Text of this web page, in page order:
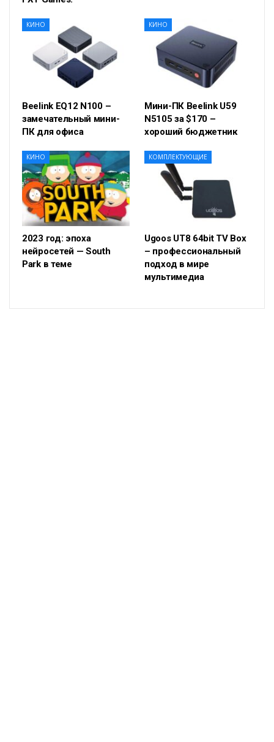
КИНО
Beelink EQ12 N100 –
замечательный мини-
ПК для офиса
КИНО
Мини-ПК Beelink U59
N5105 за $170 –
хороший бюджетник
КИНО
2023 год: эпоха
нейросетей — South
Park в теме
КОМПЛЕКТУЮЩИЕ
Ugoos UT8 64bit TV Box
– профессиональный
подход в мире
мультимедиа